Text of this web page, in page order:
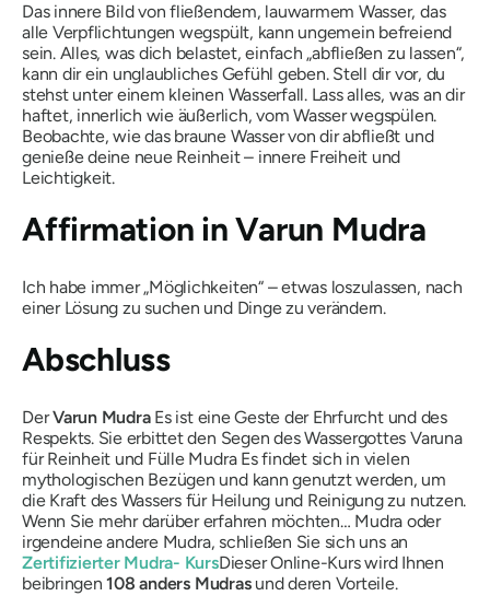
Das innere Bild von fließendem, lauwarmem Wasser, das
alle Verpflichtungen wegspült, kann ungemein befreiend
sein. Alles, was dich belastet, einfach „abfließen zu lassen“,
kann dir ein unglaubliches Gefühl geben. Stell dir vor, du
stehst unter einem kleinen Wasserfall. Lass alles, was an dir
haftet, innerlich wie äußerlich, vom Wasser wegspülen.
Beobachte, wie das braune Wasser von dir abfließt und
genieße deine neue Reinheit – innere Freiheit und
Leichtigkeit.
Affirmation inVarun Mudra
Ich habe immer „Möglichkeiten“ – etwas loszulassen, nach
einer Lösung zu suchen und Dinge zu verändern.
Abschluss
DerVarun MudraEs ist eine Geste der Ehrfurcht und des
Respekts. Sie erbittet den Segen des Wassergottes Varuna
für Reinheit und Fülle MudraEs findet sich in vielen
mythologischen Bezügen und kann genutzt werden, um
die Kraft des Wassers für Heilung und Reinigung zu nutzen.
Wenn Sie mehr darüber erfahren möchten… Mudra oder
irgendeine andere Mudra, schließen Sie sich uns an
Zertifizierter Mudra- KursDieser Online-Kurs wird Ihnen
beibringen108 anders Mudrasund deren Vorteile.